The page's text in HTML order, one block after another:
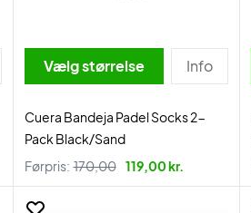
Vælg størrelse Info
Cuera Bandeja Padel Socks 2-
Pack Black/Sand
Førpris: 170,00 119,00 kr.